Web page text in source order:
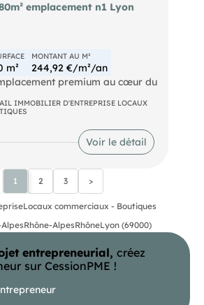
(Entreprise individuelle)
emplacement n1 Lyon
m²
MONTANT AU M²
244,92 €/m²/an
premium au cœur du
80 m² bénéficiant d’un
en angle de rue, avec une
passage important.
espaces de stockage. Son
d’envisager différentes
autorisations en vigueur.
du secteur.
(Entreprise individuelle)
IMMOBILIER D'ENTREPRISE LOCAUX
Voir le détail
1 2 3 >
Locaux commerciaux - Boutiques
Rhône-AlpesRhôneLyon (69000)
entrepreneurial, créez
sur CessionPME !